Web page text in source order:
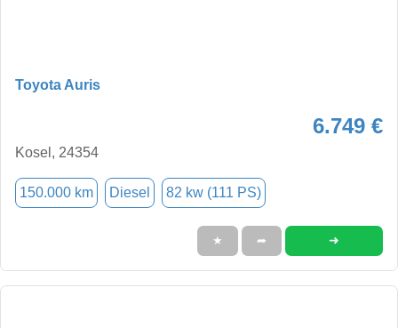
Toyota Auris
6.749 €
Kosel, 24354
150.000 km Diesel 82 kw (111 PS)
★ ➦ ➜